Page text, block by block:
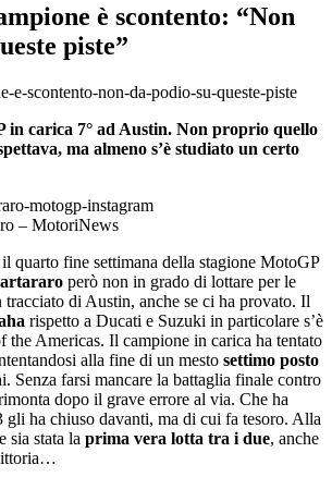
è scontento: “Non
piste”
in carica 7° ad Austin. Non proprio quello
ma almeno s’è studiato un certo
– MotoriNews
quarto fine settimana della stagione MotoGP
però non in grado di lottare per le
di Austin, anche se ci ha provato. Il
rispetto a Ducati e Suzuki in particolare s’è
the Americas. Il campione in carica ha tentato
alla fine di un mesto settimo posto
Senza farsi mancare la battaglia finale contro
dopo il grave errore al via. Che ha
gli ha chiuso davanti, ma di cui fa tesoro. Alla
sia stata la prima vera lotta tra i due, anche